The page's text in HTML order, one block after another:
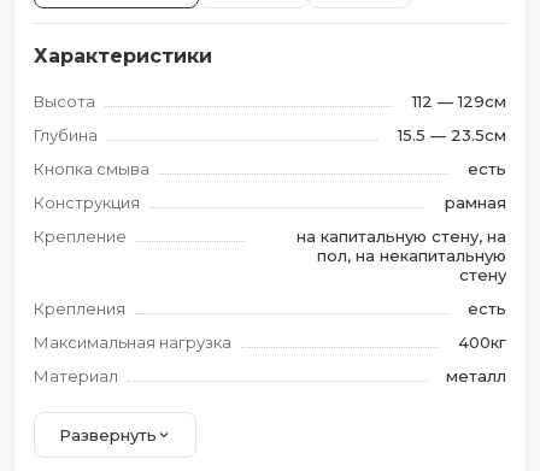
Характеристики
Высота
112 — 129см
Глубина
15.5 — 23.5см
Кнопка смыва
есть
Конструкция
рамная
Крепление
на капитальную стену, на
пол, на некапитальную
стену
Крепления
есть
Максимальная нагрузка
400кг
Материал
металл
Развернуть